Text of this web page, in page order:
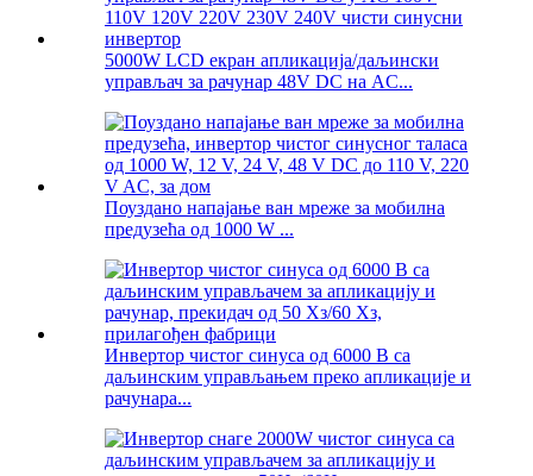
5000W LCD екран апликација/даљински
управљач за рачунар 48V DC на AC...
Поуздано напајање ван мреже за мобилна
предузећа од 1000 W ...
Инвертор чистог синуса од 6000 В са
даљинским управљањем преко апликације и
рачунара...